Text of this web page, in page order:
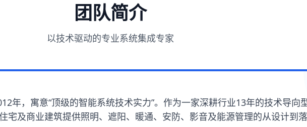
团队简介
以技术驱动的专业系统集成专家
年，寓意“顶级的智能系统技术实力”。作为一家深耕行业13年的技术导向
宅及商业建筑提供照明、遮阳、暖通、安防、影音及能源管理的从设计到